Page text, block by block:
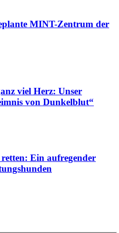
MINT-Zentrum der
viel Herz: Unser
von Dunkelblut“
Ein aufregender